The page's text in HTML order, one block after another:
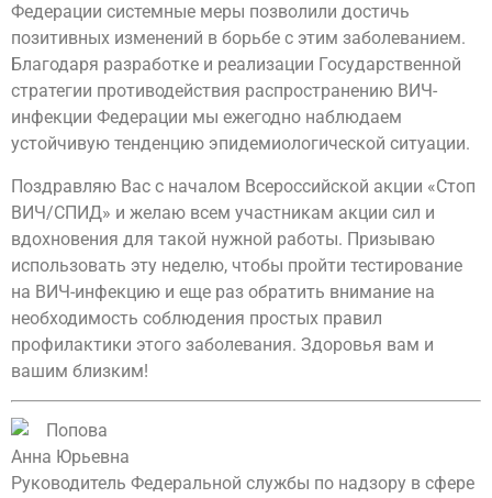
Федерации системные меры позволили достичь
позитивных изменений в борьбе с этим заболеванием.
Благодаря разработке и реализации Государственной
стратегии противодействия распространению ВИЧ-
инфекции Федерации мы ежегодно наблюдаем
устойчивую тенденцию эпидемиологической ситуации.
Поздравляю Вас с началом Всероссийской акции «Стоп
ВИЧ/СПИД» и желаю всем участникам акции сил и
вдохновения для такой нужной работы. Призываю
использовать эту неделю, чтобы пройти тестирование
на ВИЧ-инфекцию и еще раз обратить внимание на
необходимость соблюдения простых правил
профилактики этого заболевания. Здоровья вам и
вашим близким!
Попова
Анна Юрьевна
Руководитель Федеральной службы по надзору в сфере